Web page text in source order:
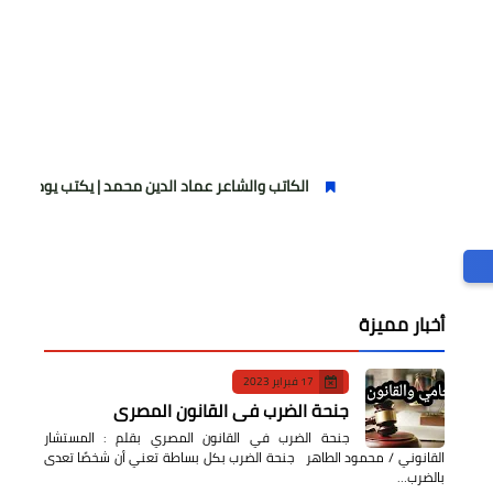
الكاتب والشاعر عماد الدين محمد | يكتب يوميات شاعر وقصيدة :
أخبار مميزة
17 فبراير 2023
جنحة الضرب في القانون المصري
جنحة الضرب في القانون المصري بقلم : المستشار
القانوني / محمود الطاهر جنحة الضرب بكل بساطة تعني أن شخصًا تعدى
بالضرب…